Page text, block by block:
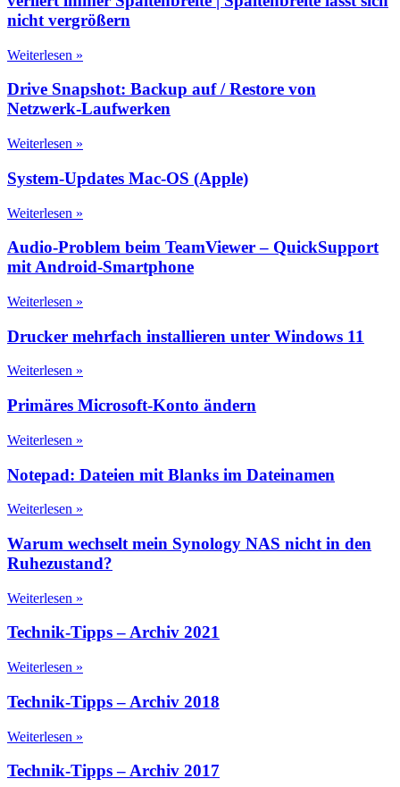
nicht vergrößern
Weiterlesen »
Drive Snapshot: Backup auf / Restore von
Netzwerk-Laufwerken
Weiterlesen »
System-Updates Mac-OS (Apple)
Weiterlesen »
Audio-Problem beim TeamViewer – QuickSupport
mit Android-Smartphone
Weiterlesen »
Drucker mehrfach installieren unter Windows 11
Weiterlesen »
Primäres Microsoft-Konto ändern
Weiterlesen »
Notepad: Dateien mit Blanks im Dateinamen
Weiterlesen »
Warum wechselt mein Synology NAS nicht in den
Ruhezustand?
Weiterlesen »
Technik-Tipps – Archiv 2021
Weiterlesen »
Technik-Tipps – Archiv 2018
Weiterlesen »
Technik-Tipps – Archiv 2017